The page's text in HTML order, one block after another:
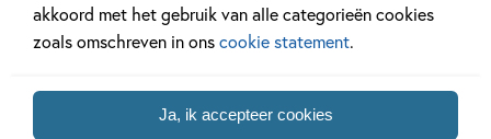
akkoord met het gebruik van alle categorieën cookies
zoals omschreven in onscookie statement.
Ja, ik accepteer cookies